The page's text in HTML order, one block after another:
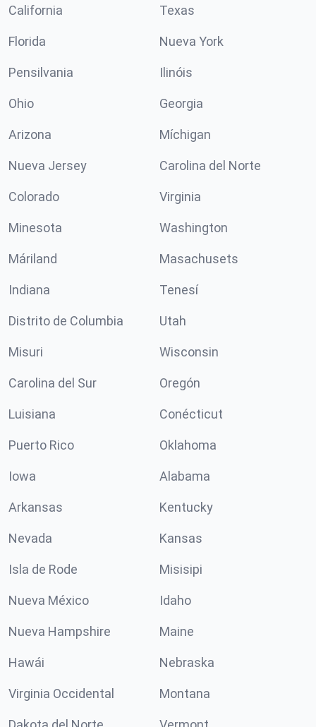
California Texas
Florida Nueva York
Pensilvania Ilinóis
Ohio Georgia
Arizona Míchigan
Nueva Jersey Carolina del Norte
Colorado Virginia
Minesota Washington
Máriland Masachusets
Indiana Tenesí
Distrito de Columbia Utah
Misuri Wisconsin
Carolina del Sur Oregón
Luisiana Conécticut
Puerto Rico Oklahoma
Iowa Alabama
Arkansas Kentucky
Nevada Kansas
Isla de Rode Misisipi
Nueva México Idaho
Nueva Hampshire Maine
Hawái Nebraska
Virginia Occidental Montana